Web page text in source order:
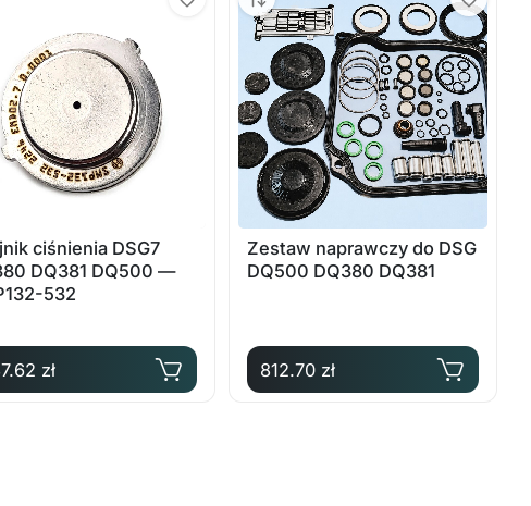
ciśnienia DSG7
DQ381 DQ500 —
532
zł
Zestaw naprawczy do DSG
DQ500 DQ380 DQ381
812.70 zł